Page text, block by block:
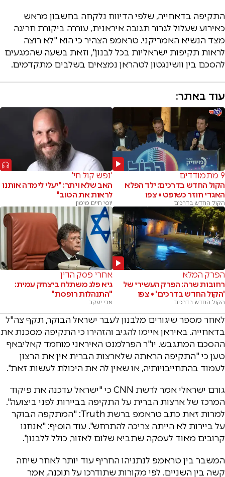
התקיפה בדאחייה, שלפי הדיווח נלקחה בחשבון מראש
כאירוע שעלול לגרור תגובה איראנית, עוררה ביקורת חריגה
מצד הנשיא האמריקני. טראמפ הצהיר כי הוא "לא רוצה
לראות תקיפות ישראליות בכל לבנון", וזאת בשעה שהמגעים
להסכם בין וושינגטון לטהראן נמצאים בשלבים מתקדמים.
עוד באתר:
9 מתמודדים
הקול החדש בדרכים: ילד הפלא
האגדי חוזר כשופט • צפו
הקול החדש בדרכים
'נפש קול חי'
האב שלא ויתר: "יעלי לימדה אותנו
לראות את הטוב"
יוסי חיים מימון
הפרק המלא
רחובות שרה: הפרק העשירי של
'הקול החדש בדרכים' • צפו
הקול החדש בדרכים
אחרי פסק הדין
גיא פלג משתלח ביצחק עמית:
"התנהלות רופסת"
אבי יעקב
לאחר מספר שיגורים מלבנון לעבר ישראל הבוקר, תקף צה"ל
בדאחייה. באיראן איימו להגיב והזהירו כי התקיפה מסכנת את
ההסכם המתגבש. יו"ר הפרלמנט האיראני מוחמד קאליבאף
טען כי "התקיפה הראתה שלארצות הברית אין את הרצון
לעמוד בהתחייבויותיה, או שאין לה את היכולת לעשות זאת".
גורם ישראלי אמר לרשת CNN כי "ישראל עדכנה את פיקוד
המרכז של ארצות הברית על התקיפה בביירות לפני ביצועה".
למרות זאת כתב טראמפ ברשת Truth: "המתקפה הבוקר
על ביירות לא הייתה צריכה להתרחש". עוד הוסיף: "אנחנו
קרובים מאוד לעסקה שתביא שלום לאזור, כולל ללבנון".
המשבר בין טראמפ לנתניהו החריף עוד יותר לאחר שיחה
קשה בין השניים. לפי מקורות שתודרכו על תוכנה, אמר